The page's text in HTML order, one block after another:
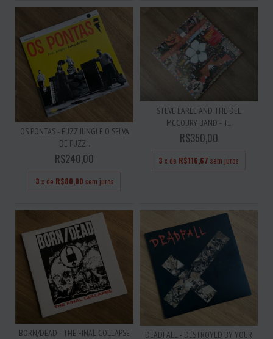
OS PONTAS - FUZZ JUNGLE O SELVA
DE FUZZ...
R$240,00
3 x de R$80,00 sem juros
STEVE EARLE AND THE DEL
MCCOURY BAND - T...
R$350,00
3 x de R$116,67 sem juros
BORN/DEAD - THE FINAL COLLAPSE
DEADFALL - DESTROYED BY YOUR